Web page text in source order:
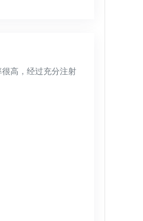
高，经过充分注射